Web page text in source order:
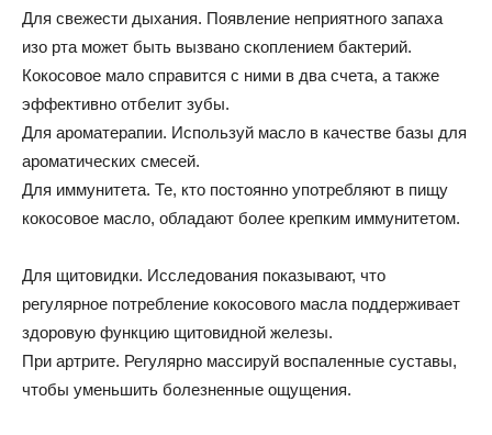
Для свежести дыхания. Появление неприятного запаха
изо рта может быть вызвано скоплением бактерий.
Кокосовое мало справится с ними в два счета, а также
эффективно отбелит зубы.
Для ароматерапии. Используй масло в качестве базы для
ароматических смесей.
Для иммунитета. Те, кто постоянно употребляют в пищу
кокосовое масло, обладают более крепким иммунитетом.
Для щитовидки. Исследования показывают, что
регулярное потребление кокосового масла поддерживает
здоровую функцию щитовидной железы.
При артрите. Регулярно массируй воспаленные суставы,
чтобы уменьшить болезненные ощущения.